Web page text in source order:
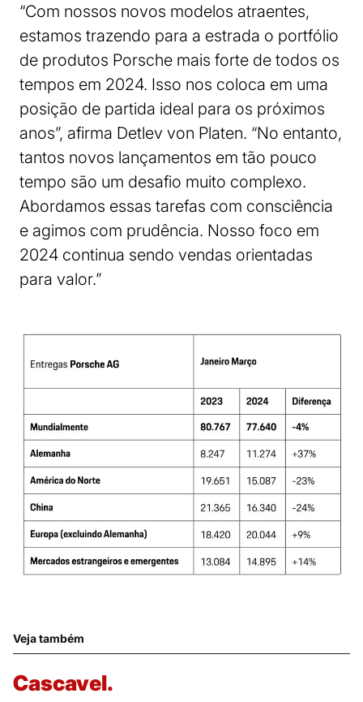
“Com nossos novos modelos atraentes,
estamos trazendo para a estrada o portfólio
de produtos Porsche mais forte de todos os
tempos em 2024. Isso nos coloca em uma
posição de partida ideal para os próximos
anos”, afirma Detlev von Platen. “No entanto,
tantos novos lançamentos em tão pouco
tempo são um desafio muito complexo.
Abordamos essas tarefas com consciência
e agimos com prudência. Nosso foco em
2024 continua sendo vendas orientadas
para valor.”
Veja também
Cascavel.